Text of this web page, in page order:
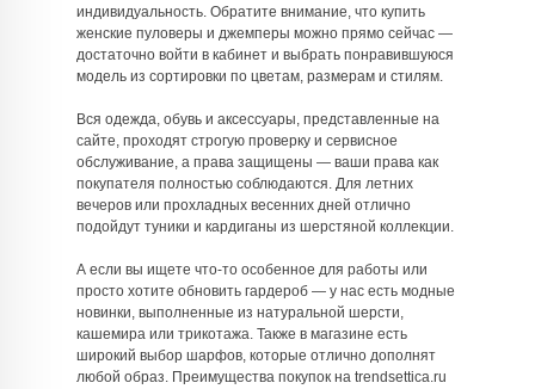
индивидуальность. Обратите внимание, что купить
женские пуловеры и джемперы можно прямо сейчас —
достаточно войти в кабинет и выбрать понравившуюся
модель из сортировки по цветам, размерам и стилям.
Вся одежда, обувь и аксессуары, представленные на
сайте, проходят строгую проверку и сервисное
обслуживание, а права защищены — ваши права как
покупателя полностью соблюдаются. Для летних
вечеров или прохладных весенних дней отлично
подойдут туники и кардиганы из шерстяной коллекции.
А если вы ищете что-то особенное для работы или
просто хотите обновить гардероб — у нас есть модные
новинки, выполненные из натуральной шерсти,
кашемира или трикотажа. Также в магазине есть
широкий выбор шарфов, которые отлично дополнят
любой образ. Преимущества покупок на trendsettica.ru